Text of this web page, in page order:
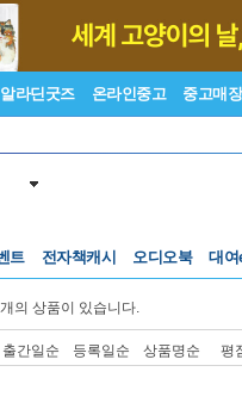
알라딘굿즈 온라인중고 중고매장
트 전자책캐시 오디오북 대
개의 상품이 있습니다.
출간일순 등록일순 상품명순 평